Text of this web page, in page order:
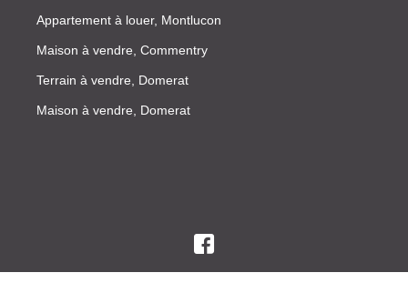
Appartement à louer, Montlucon
Maison à vendre, Commentry
Terrain à vendre, Domerat
Maison à vendre, Domerat